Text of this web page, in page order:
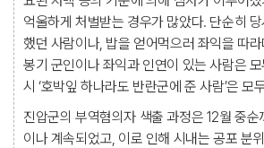
억울하게 처벌받는 경우가 많았다. 단순히
했던 사람이나, 밥을 얻어먹으러 좌익을 따
봉기 군인이나 좌익과 인연이 있는 사람은
시 ‘호박잎 하나라도 반란군에 준 사람’은 모
진압군의 부역혐의자 색출 과정은 12월 중
이나 계속되었고, 이로 인해 시내는 공포 분